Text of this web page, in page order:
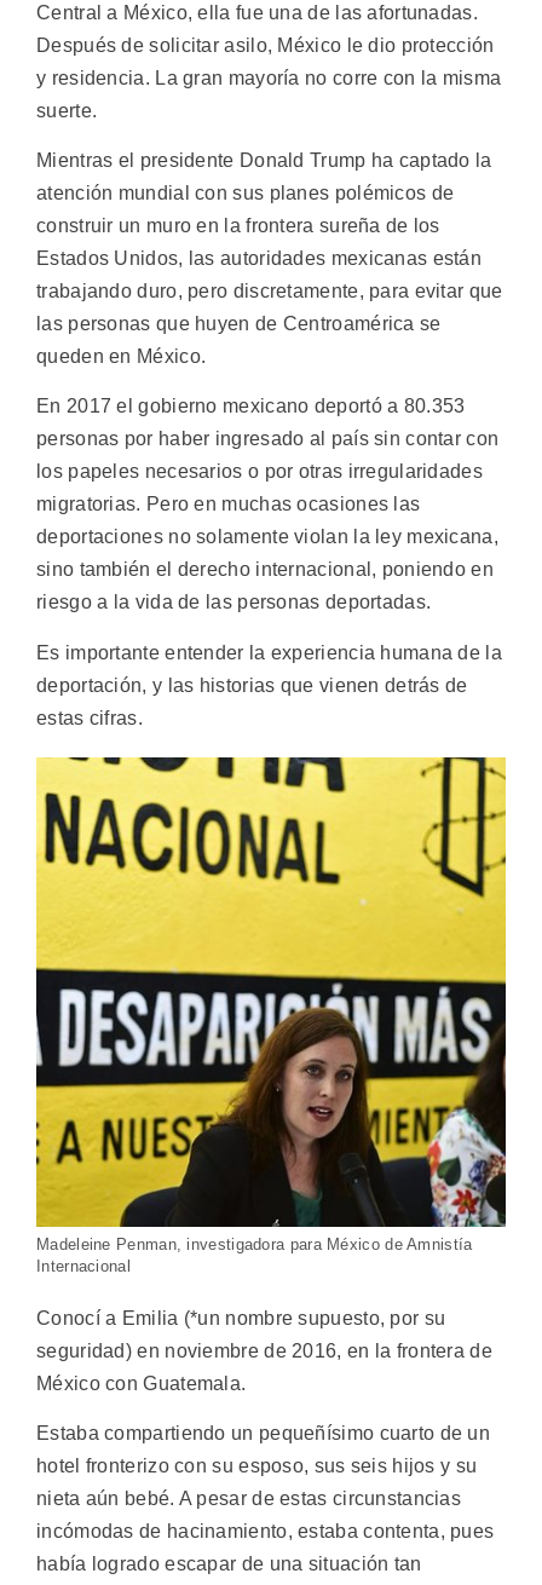
Central a México, ella fue una de las afortunadas.
Después de solicitar asilo, México le dio protección
y residencia. La gran mayoría no corre con la misma
suerte.
Mientras el presidente Donald Trump ha captado la
atención mundial con sus planes polémicos de
construir un muro en la frontera sureña de los
Estados Unidos, las autoridades mexicanas están
trabajando duro, pero discretamente, para evitar que
las personas que huyen de Centroamérica se
queden en México.
En 2017 el gobierno mexicano deportó a 80.353
personas por haber ingresado al país sin contar con
los papeles necesarios o por otras irregularidades
migratorias. Pero en muchas ocasiones las
deportaciones no solamente violan la ley mexicana,
sino también el derecho internacional, poniendo en
riesgo a la vida de las personas deportadas.
Es importante entender la experiencia humana de la
deportación, y las historias que vienen detrás de
estas cifras.
Madeleine Penman, investigadora para México de Amnistía
Internacional
Conocí a Emilia (*un nombre supuesto, por su
seguridad) en noviembre de 2016, en la frontera de
México con Guatemala.
Estaba compartiendo un pequeñísimo cuarto de un
hotel fronterizo con su esposo, sus seis hijos y su
nieta aún bebé. A pesar de estas circunstancias
incómodas de hacinamiento, estaba contenta, pues
había logrado escapar de una situación tan